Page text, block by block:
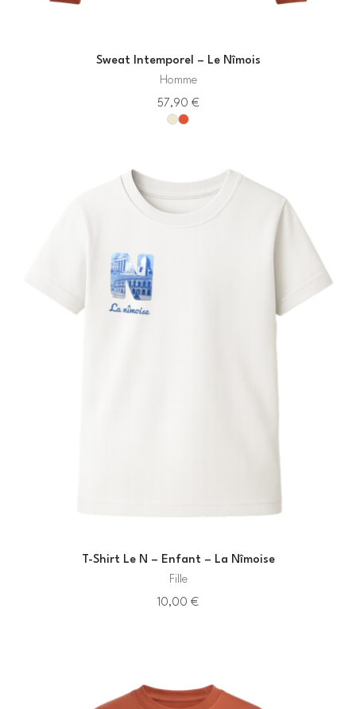
Sweat Intemporel – Le Nîmois
Homme
57,90 €
T-Shirt Le N – Enfant – La Nîmoise
Fille
10,00 €